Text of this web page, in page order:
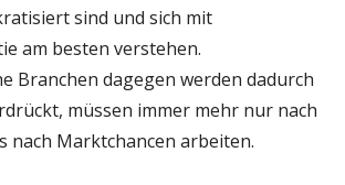
sind und sich mit
am besten verstehen.
Branchen dagegen werden dadurch
müssen immer mehr nur nach
nach Marktchancen arbeiten.